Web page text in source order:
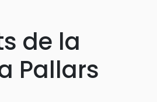
de la
Pallars